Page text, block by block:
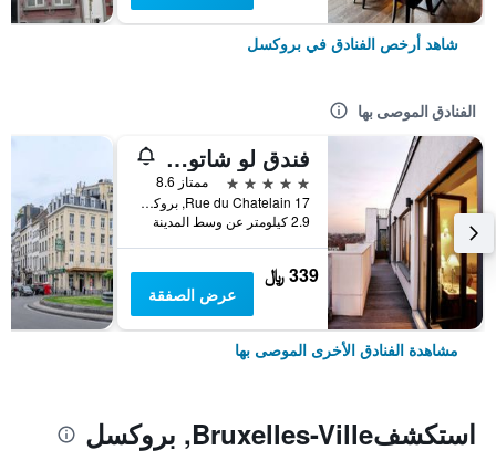
شاهد أرخص الفنادق في بروكسل
الفنادق الموصى بها
فندق لو شاتولان
5 نجوم
ممتاز 8.6
17 Rue du Chatelain, بروكسل, بلجيكا
2.9 كيلومتر عن وسط المدينة
339 ﷼
عرض الصفقة
مشاهدة الفنادق الأخرى الموصى بها
استكشفBruxelles-Ville, بروكسل